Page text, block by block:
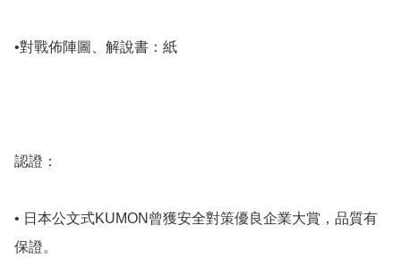
•對戰佈陣圖、解說書：紙
認證：
• 日本公文式KUMON曾獲安全對策優良企業大賞，品質有
保證。